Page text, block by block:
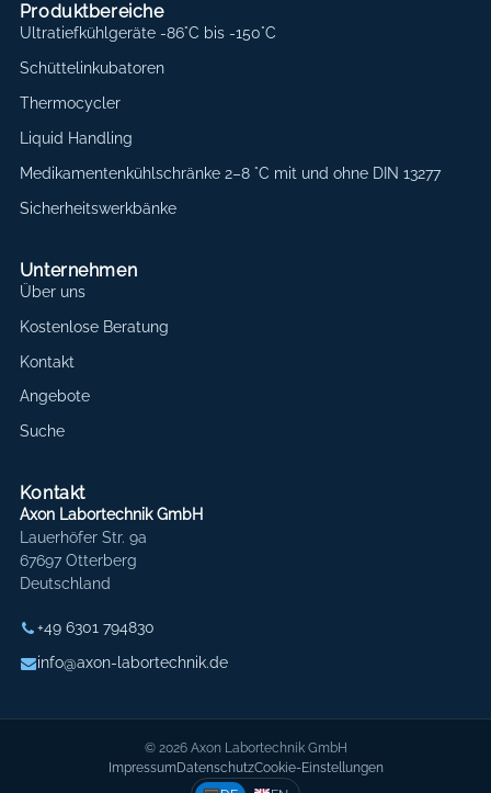
Produktbereiche
Ultratiefkühlgeräte -86°C bis -150°C
Schüttelinkubatoren
Thermocycler
Liquid Handling
Medikamentenkühlschränke 2–8 °C mit und ohne DIN 13277
Sicherheitswerkbänke
Unternehmen
Über uns
Kostenlose Beratung
Kontakt
Angebote
Suche
Kontakt
Axon Labortechnik GmbH
Lauerhöfer Str. 9a
67697 Otterberg
Deutschland
+49 6301 794830
info@axon-labortechnik.de
© 2026 Axon Labortechnik GmbH
ImpressumDatenschutzCookie-Einstellungen